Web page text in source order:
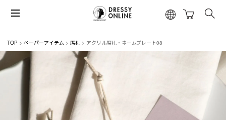
TOP ペーパーアイテム 席札 アクリル席札・ネームプレート08